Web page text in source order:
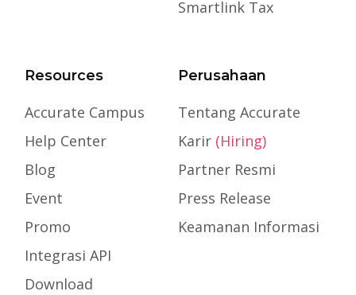
Smartlink Tax
Resources
Accurate Campus
Help Center
Blog
Event
Promo
Integrasi API
Download
Perusahaan
Tentang Accurate
Karir (Hiring)
Partner Resmi
Press Release
Keamanan Informasi